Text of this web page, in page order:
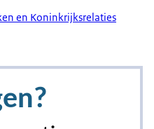
en Koninkrijksrelaties